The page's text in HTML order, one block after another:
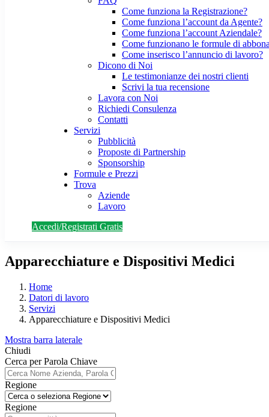
Come funziona la Registrazione?
Come funziona l’account da Agente?
Come funziona l’account Aziendale?
Come funzionano le formule di
Come inserisco l’annuncio di lavoro?
Dicono di Noi
Le testimonianze dei nostri clienti
Scrivi la tua recensione
Lavora con Noi
Richiedi Consulenza
Contatti
Servizi
Pubblicità
Proposte di Partnership
Sponsorship
Formule e Prezzi
Trova
Aziende
Lavoro
Accedi/Registrati Gratis
Apparecchiature e Dispositivi Medici
Home
Datori di lavoro
Servizi
Apparecchiature e Dispositivi Medici
Mostra barra laterale
Chiudi
Cerca per Parola Chiave
Regione
Regione